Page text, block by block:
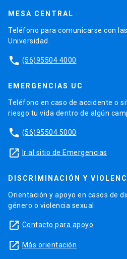
MESA CENTRAL
Teléfono para comunicarse con
Universidad.
phone (56)95504 4000
EMERGENCIAS UC
Teléfono en caso de accidente o
riesgo tu vida dentro de algún
phone (56)95504 5000
launch Ir al sitio de Emergencias
DISCRIMINACIÓN Y
Orientación y apoyo en casos de
género o violencia sexual.
launch Contacto para apoyo
launch Más orientación